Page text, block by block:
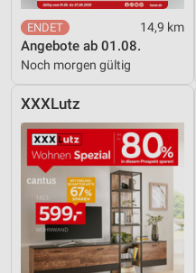
14,9 km
Angebote ab 01.08.
Noch morgen gültig
XXXLutz